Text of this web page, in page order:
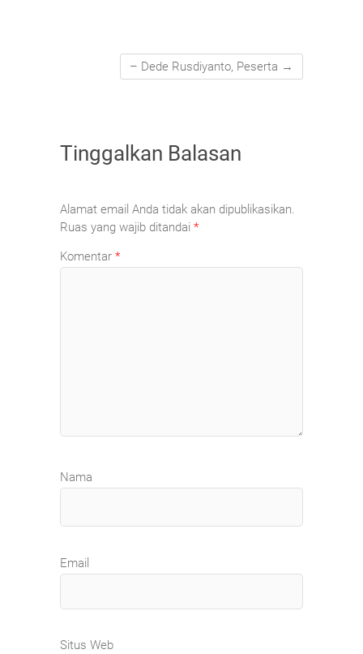
– Dede Rusdiyanto, Peserta →
Tinggalkan Balasan
Alamat email Anda tidak akan dipublikasikan.
Ruas yang wajib ditandai *
Komentar *
Nama
Email
Situs Web